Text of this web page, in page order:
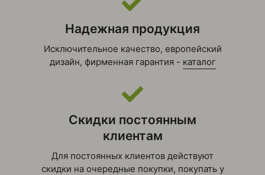
Я согласен с
Политикой
конфиденциальности
данного сайта
Надежная продукция
Исключительное качество, европейский
дизайн, фирменная гарантия - каталог
Скидки постоянным
клиентам
Для постоянных клиентов действуют
скидки на очередные покупки, покупать у